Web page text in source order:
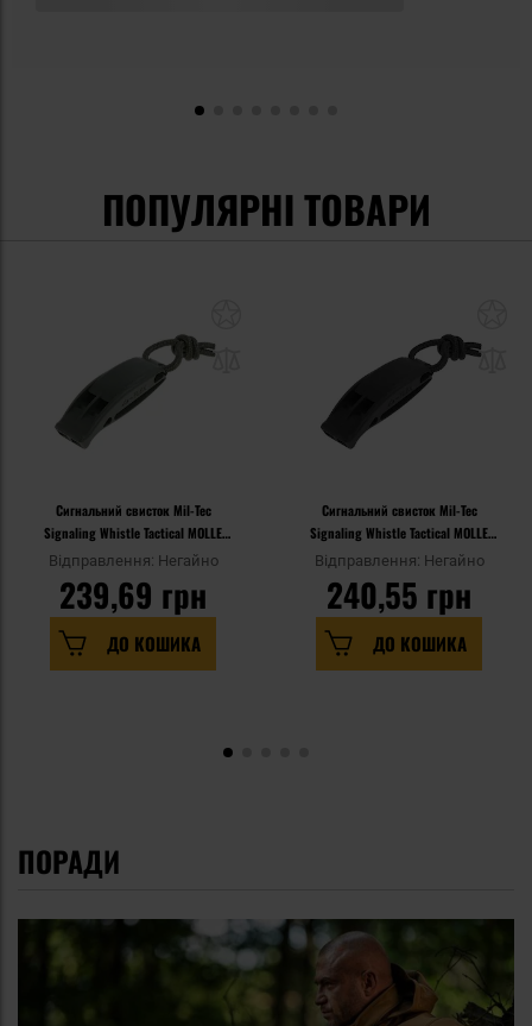
ПОПУЛЯРНІ ТОВАРИ
Сигнальний свисток Mil-Tec
Signaling Whistle Tactical MOLLE
Olive - 2 шт.
Відправлення: Негайно
239,69 грн
ДО КОШИКА
Сигнальний свисток Mil-Tec
Signaling Whistle Tactical MOLLE
Black - 2 шт.
Відправлення: Негайно
240,55 грн
ДО КОШИКА
ПОРАДИ